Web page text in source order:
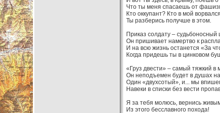
Что ты меня спасаешь от
Кто оккупант? Кто в мой
Ты разберись получше в этом.
Приказ солдату – судьбоносный
Он пришивает намертво к
И на всю жизнь останется «За
Когда придешь ты в цинковом
«Груз двести» – самый тяжкий в
Он неподъемен будет в душах
Один «двухсотый», и... мы
Навеки в списки без вести
Я за тебя молюсь, вернись
Из этого бесславного похода!